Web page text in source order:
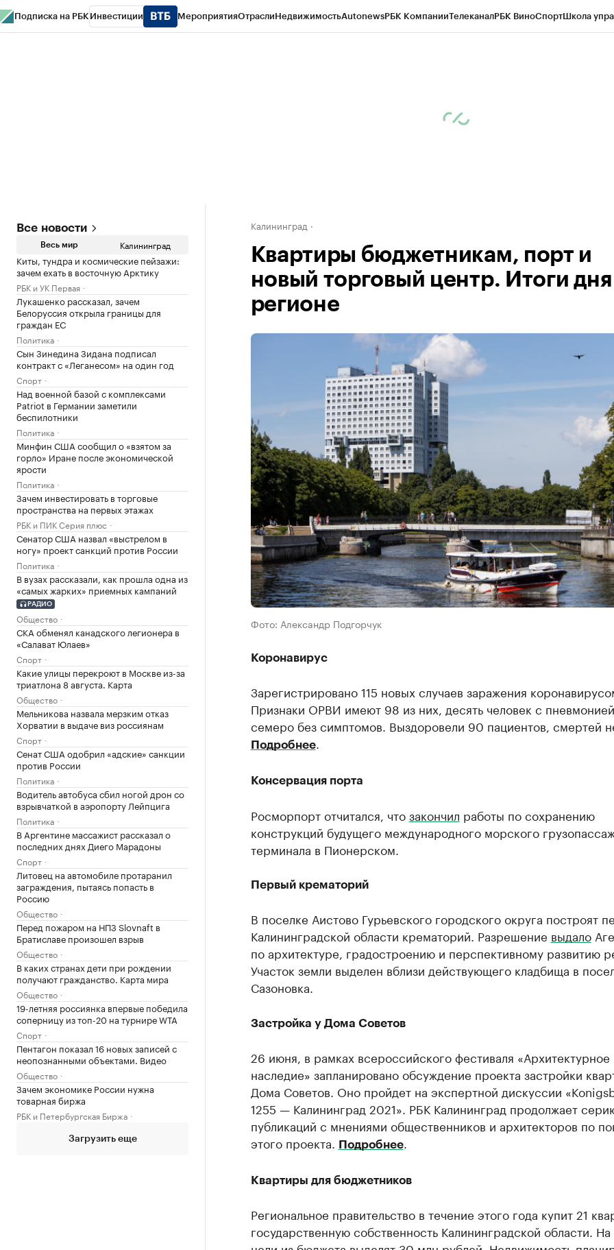
Подписка на РБК Инвестиции МероприятияОтраслиНедвижимостьAutonewsРБК КомпанииТелеканалРБК ВиноСпортШкола
Все новости
Весь мир Калининград
Киты, тундра и космические пейзажи:
зачем ехать в восточную Арктику
РБК и УК Первая
Лукашенко рассказал, зачем
Белоруссия открыла границы для
граждан ЕС
Политика
Сын Зинедина Зидана подписал
контракт с «Леганесом» на один год
Спорт
Над военной базой с комплексами
Patriot в Германии заметили
беспилотники
Политика
Минфин США сообщил о «взятом за
горло» Иране после экономической
ярости
Политика
Зачем инвестировать в торговые
пространства на первых этажах
РБК и ПИК Серия плюс
Сенатор США назвал «выстрелом в
ногу» проект санкций против России
Политика
В вузах рассказали, как прошла одна из
«самых жарких» приемных кампаний
РАДИО
Общество
СКА обменял канадского легионера в
«Салават Юлаев»
Спорт
Какие улицы перекроют в Москве из-за
триатлона 8 августа. Карта
Общество
Мельникова назвала мерзким отказ
Хорватии в выдаче виз россиянам
Спорт
Сенат США одобрил «адские» санкции
против России
Политика
Водитель автобуса сбил ногой дрон со
взрывчаткой в аэропорту Лейпцига
Политика
В Аргентине массажист рассказал о
последних днях Диего Марадоны
Спорт
Литовец на автомобиле протаранил
заграждения, пытаясь попасть в
Россию
Общество
Перед пожаром на НПЗ Slovnaft в
Братиславе произошел взрыв
Общество
В каких странах дети при рождении
получают гражданство. Карта мира
Общество
19-летняя россиянка впервые победила
соперницу из топ-20 на турнире WTA
Спорт
Пентагон показал 16 новых записей с
неопознанными объектами. Видео
Общество
Зачем экономике России нужна
товарная биржа
РБК и Петербургская Биржа
Загрузить еще
Калининград
Квартиры бюджетникам, порт и
новый торговый центр. Итоги дня
регионе
Фото: Александр Подгорчук
Коронавирус
Зарегистрировано 115 новых случаев заражения
Признаки ОРВИ имеют 98 из них, десять человек с пневмонией,
семеро без симптомов. Выздоровели 90 пациентов, смертей
Подробнее.
Консервация порта
Росморпорт отчитался, чтозакончил работы по сохранению
конструкций будущего международного морского
терминала в Пионерском.
Первый крематорий
В поселке Аистово Гурьевского городского округа построят
Калининградской области крематорий. Разрешение выдало
по архитектуре, градостроению и перспективному развитию
Участок земли выделен вблизи действующего кладбища в
Сазоновка.
Застройка у Дома Советов
26 июня, в рамках всероссийского фестиваля «Архитектурное
наследие» запланировано обсуждение проекта застройки
Дома Советов. Оно пройдет на экспертной дискуссии
1255 — Калининград 2021». РБК Калининград продолжает
публикаций с мнениями общественников и архитекторов по
этого проекта.
Подробнее.
Квартиры для бюджетников
Региональное правительство в течение этого года купит 21
государственную собственность Калининградской области. На